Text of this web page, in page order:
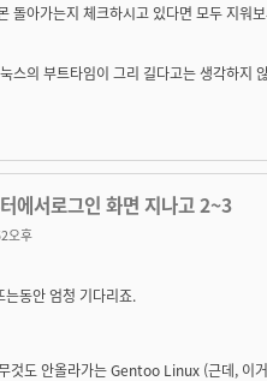
돌아가는지 체크하시고 있다면 모두 지워
스의 부트타임이 그리 길다고는 생각하지
에서로그인 화면 지나고 2~3
오후
동안 엄청 기다리죠.
것도 안올라가는 Gentoo Linux (근데, 이